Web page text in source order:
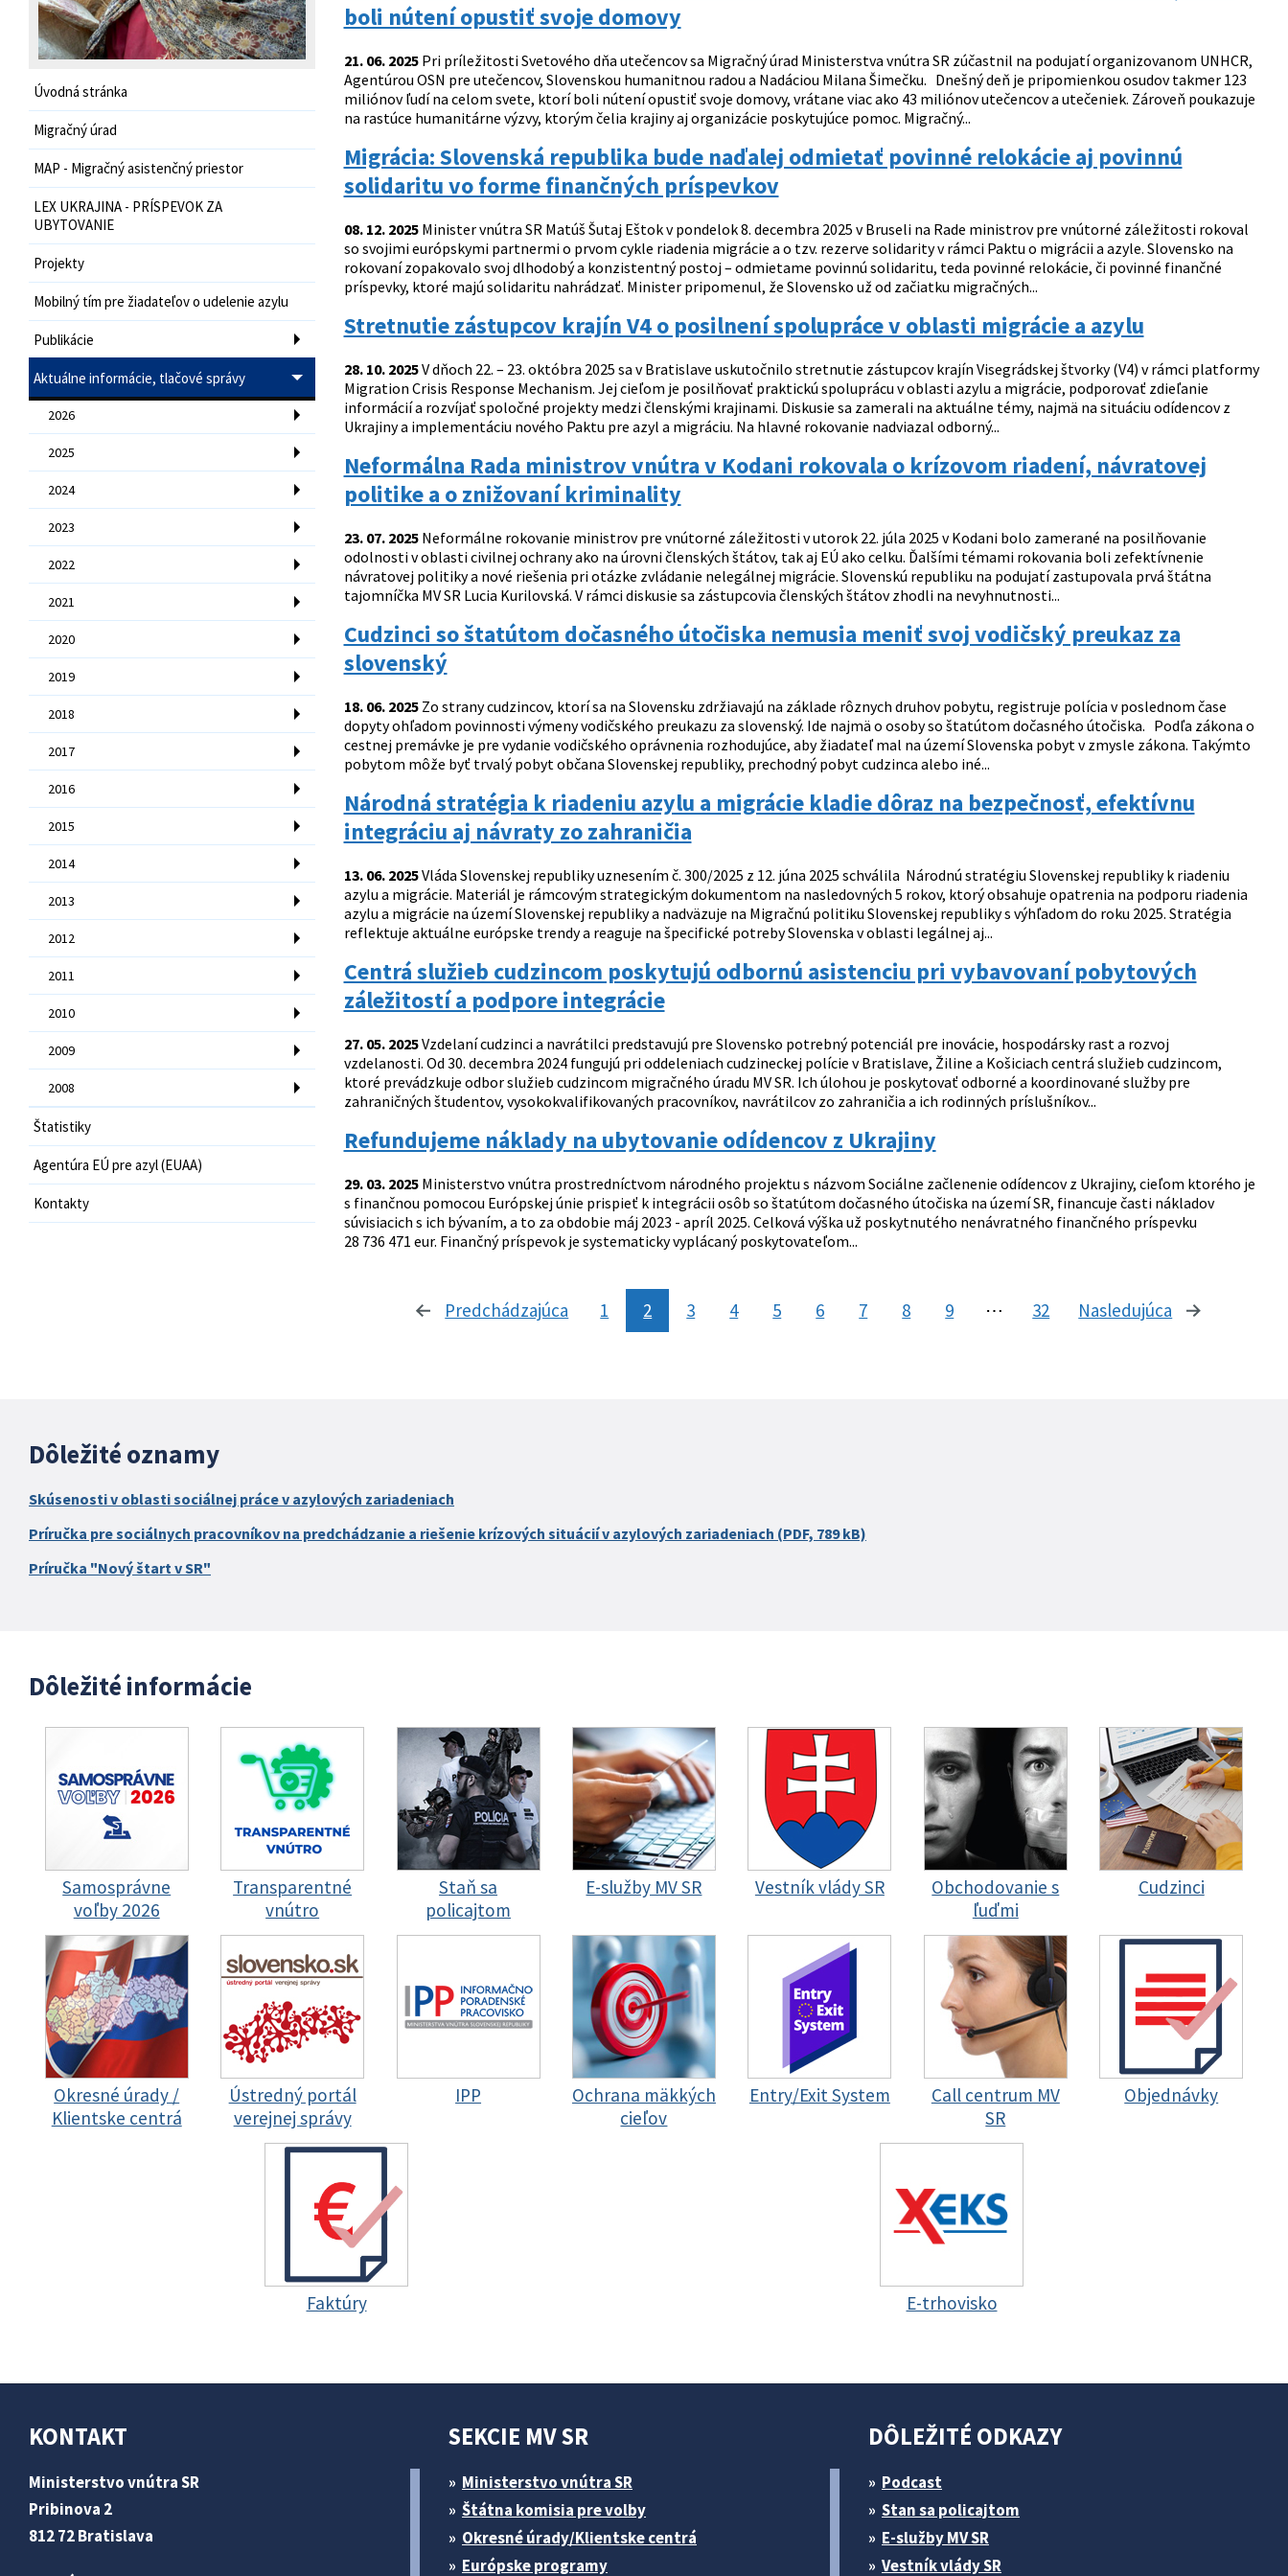
Úvodná stránka
Migračný úrad
MAP - Migračný asistenčný priestor
LEX UKRAJINA - PRÍSPEVOK ZA
UBYTOVANIE
Projekty
Mobilný tím pre žiadateľov o udelenie azylu
Publikácie
Aktuálne informácie, tlačové správy
2026
2025
2024
2023
2022
2021
2020
2019
2018
2017
2016
2015
2014
2013
2012
2011
2010
2009
2008
Štatistiky
Agentúra EÚ pre azyl (EUAA)
Kontakty
boli nútení opustiť svoje domovy
21. 06. 2025Pri príležitosti Svetového dňa utečencov sa Migračný úrad Ministerstva vnútra SR zúčastnil na podujatí organizovanom UNHCR,
Agentúrou OSN pre utečencov, Slovenskou humanitnou radou a Nadáciou Milana Šimečku. Dnešný deň je pripomienkou osudov takmer 123
miliónov ľudí na celom svete, ktorí boli nútení opustiť svoje domovy, vrátane viac ako 43 miliónov utečencov a utečeniek. Zároveň poukazuje
na rastúce humanitárne výzvy, ktorým čelia krajiny aj organizácie poskytujúce pomoc. Migračný...
Migrácia: Slovenská republika bude naďalej odmietať povinné relokácie aj povinnú
solidaritu vo forme finančných príspevkov
08. 12. 2025Minister vnútra SR Matúš Šutaj Eštok v pondelok 8. decembra 2025 v Bruseli na Rade ministrov pre vnútorné záležitosti rokoval
so svojimi európskymi partnermi o prvom cykle riadenia migrácie a o tzv. rezerve solidarity v rámci Paktu o migrácii a azyle. Slovensko na
rokovaní zopakovalo svoj dlhodobý a konzistentný postoj – odmietame povinnú solidaritu, teda povinné relokácie, či povinné finančné
príspevky, ktoré majú solidaritu nahrádzať. Minister pripomenul, že Slovensko už od začiatku migračných...
Stretnutie zástupcov krajín V4 o posilnení spolupráce v oblasti migrácie a azylu
28. 10. 2025V dňoch 22. – 23. októbra 2025 sa v Bratislave uskutočnilo stretnutie zástupcov krajín Visegrádskej štvorky (V4) v rámci platformy
Migration Crisis Response Mechanism. Jej cieľom je posilňovať praktickú spoluprácu v oblasti azylu a migrácie, podporovať zdieľanie
informácií a rozvíjať spoločné projekty medzi členskými krajinami. Diskusie sa zamerali na aktuálne témy, najmä na situáciu odídencov z
Ukrajiny a implementáciu nového Paktu pre azyl a migráciu. Na hlavné rokovanie nadviazal odborný...
Neformálna Rada ministrov vnútra v Kodani rokovala o krízovom riadení, návratovej
politike a o znižovaní kriminality
23. 07. 2025Neformálne rokovanie ministrov pre vnútorné záležitosti v utorok 22. júla 2025 v Kodani bolo zamerané na posilňovanie
odolnosti v oblasti civilnej ochrany ako na úrovni členských štátov, tak aj EÚ ako celku. Ďalšími témami rokovania boli zefektívnenie
návratovej politiky a nové riešenia pri otázke zvládanie nelegálnej migrácie. Slovenskú republiku na podujatí zastupovala prvá štátna
tajomníčka MV SR Lucia Kurilovská. V rámci diskusie sa zástupcovia členských štátov zhodli na nevyhnutnosti...
Cudzinci so štatútom dočasného útočiska nemusia meniť svoj vodičský preukaz za
slovenský
18. 06. 2025Zo strany cudzincov, ktorí sa na Slovensku zdržiavajú na základe rôznych druhov pobytu, registruje polícia v poslednom čase
dopyty ohľadom povinnosti výmeny vodičského preukazu za slovenský. Ide najmä o osoby so štatútom dočasného útočiska. Podľa zákona o
cestnej premávke je pre vydanie vodičského oprávnenia rozhodujúce, aby žiadateľ mal na území Slovenska pobyt v zmysle zákona. Takýmto
pobytom môže byť trvalý pobyt občana Slovenskej republiky, prechodný pobyt cudzinca alebo iné...
Národná stratégia k riadeniu azylu a migrácie kladie dôraz na bezpečnosť, efektívnu
integráciu aj návraty zo zahraničia
13. 06. 2025Vláda Slovenskej republiky uznesením č. 300/2025 z 12. júna 2025 schválila Národnú stratégiu Slovenskej republiky k riadeniu
azylu a migrácie. Materiál je rámcovým strategickým dokumentom na nasledovných 5 rokov, ktorý obsahuje opatrenia na podporu riadenia
azylu a migrácie na území Slovenskej republiky a nadväzuje na Migračnú politiku Slovenskej republiky s výhľadom do roku 2025. Stratégia
reflektuje aktuálne európske trendy a reaguje na špecifické potreby Slovenska v oblasti legálnej aj...
Centrá služieb cudzincom poskytujú odbornú asistenciu pri vybavovaní pobytových
záležitostí a podpore integrácie
27. 05. 2025Vzdelaní cudzinci a navrátilci predstavujú pre Slovensko potrebný potenciál pre inovácie, hospodársky rast a rozvoj
vzdelanosti. Od 30. decembra 2024 fungujú pri oddeleniach cudzineckej polície v Bratislave, Žiline a Košiciach centrá služieb cudzincom,
ktoré prevádzkuje odbor služieb cudzincom migračného úradu MV SR. Ich úlohou je poskytovať odborné a koordinované služby pre
zahraničných študentov, vysokokvalifikovaných pracovníkov, navrátilcov zo zahraničia a ich rodinných príslušníkov...
Refundujeme náklady na ubytovanie odídencov z Ukrajiny
29. 03. 2025Ministerstvo vnútra prostredníctvom národného projektu s názvom Sociálne začlenenie odídencov z Ukrajiny, cieľom ktorého je
s finančnou pomocou Európskej únie prispieť k integrácii osôb so štatútom dočasného útočiska na území SR, financuje časti nákladov
súvisiacich s ich bývaním, a to za obdobie máj 2023 - apríl 2025. Celková výška už poskytnutého nenávratného finančného príspevku
28 736 471 eur. Finančný príspevok je systematicky vyplácaný poskytovateľom...
Predchádzajúca stránka
1 2 3 4 5 6 7 8 9 ⋯ 32 Nasledujúca stránka
Dôležité oznamy
Skúsenosti v oblasti sociálnej práce v azylových zariadeniach
Príručka pre sociálnych pracovníkov na predchádzanie a riešenie krízových situácií v azylových zariadeniach (PDF, 789 kB)
Príručka "Nový štart v SR"
Dôležité informácie
Samosprávne
voľby 2026
Transparentné
vnútro
Staň sa
policajtom
E-služby MV SR Vestník vlády SR
Obchodovanie s
ľuďmi
Cudzinci
Okresné úrady /
Klientske centrá
Ústredný portál
verejnej správy
IPP
Ochrana mäkkých
cieľov
Entry/Exit System
Call centrum MV
SR
Objednávky
Faktúry E-trhovisko
KONTAKT
Ministerstvo vnútra SR
Pribinova 2
812 72 Bratislava
SEKCIE MV SR
Ministerstvo vnútra SR
Štátna komisia pre volby
Okresné úrady/Klientske centrá
Európske programy
DÔLEŽITÉ ODKAZY
Podcast
Stan sa policajtom
E-služby MV SR
Vestník vlády SR